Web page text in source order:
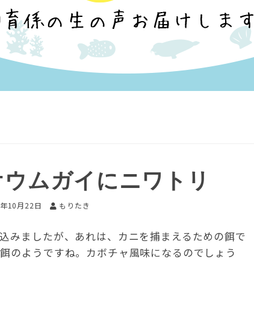
ムガイにニワトリ
10月22日 もりたき
みましたが、あれは、カニを捕まえるための餌で
のようですね。カボチャ風味になるのでしょう